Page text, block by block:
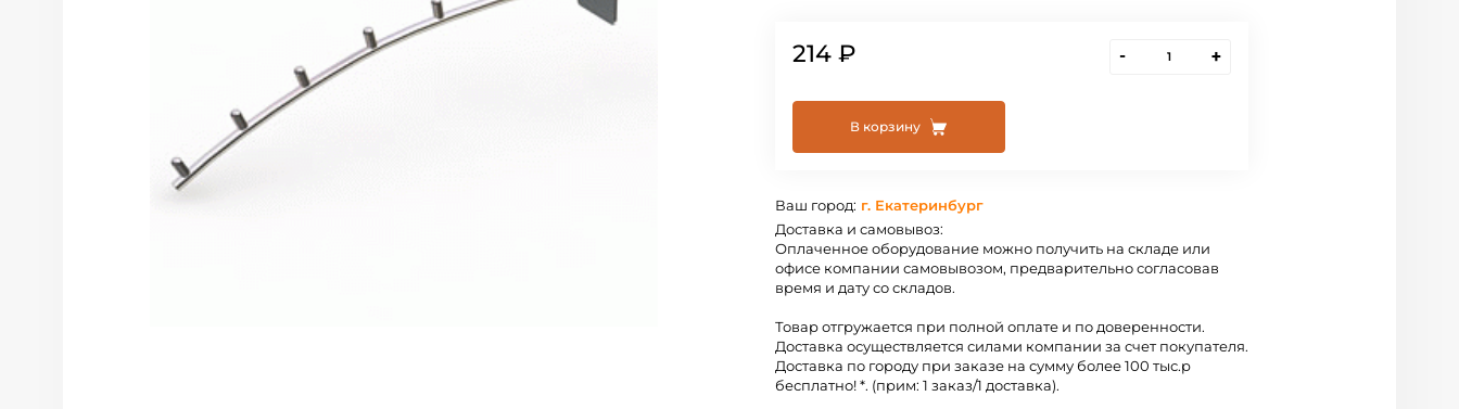
214 ₽ - +
В корзину
Ваш город: г. Екатеринбург
Доставка и самовывоз:
Оплаченное оборудование можно получить на складе или
офисе компании самовывозом, предварительно согласовав
время и дату со складов.
Товар отгружается при полной оплате и по доверенности.
Доставка осуществляется силами компании за счет покупателя.
Доставка по городу при заказе на сумму более 100 тыс.р
бесплатно! *. (прим: 1 заказ/1 доставка).